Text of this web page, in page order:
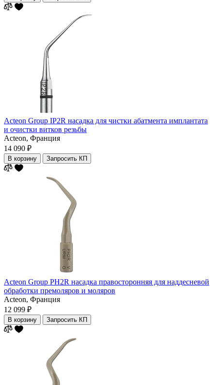
Acteon Group IP2R насадка для чистки абатмента имплантата
и очистки витков резьбы
Acteon, Франция
14 090 ₽
В корзину Запросить КП
Acteon Group PH2R насадка правосторонняя для наддесневой
обработки премоляров и моляров
Acteon, Франция
12 099 ₽
В корзину Запросить КП